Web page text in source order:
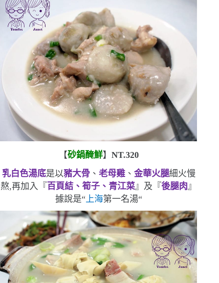
【砂鍋醃鮮】 NT.320
乳白色湯底是以豬大骨、 老母雞、 金華火腿細火慢
熬,再加入『 百頁結、筍子、青江菜』及『後腿肉』
據說是“上海第一名湯“